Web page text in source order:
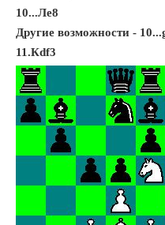
10...Лe8
Другие возможности -
11.Кdf3